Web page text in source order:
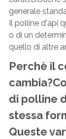
generale
Il polline d'api
o di un
quello di altre
Perchè il
di polline
stessa
Queste